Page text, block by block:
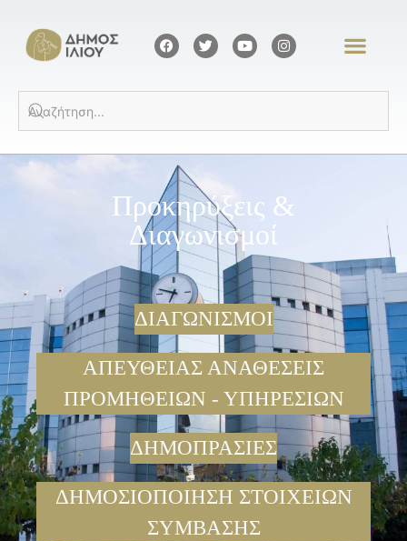
Προκηρύξεις &
Διαγωνισμοί
ΔΙΑΓΩΝΙΣΜΟΙ
ΑΠΕΥΘΕΙΑΣ ΑΝΑΘΕΣΕΙΣ
ΠΡΟΜΗΘΕΙΩΝ - ΥΠΗΡΕΣΙΩΝ
ΔΗΜΟΠΡΑΣΙΕΣ
ΔΗΜΟΣΙΟΠΟΙΗΣΗ ΣΤΟΙΧΕΙΩΝ
ΣΥΜΒΑΣΗΣ